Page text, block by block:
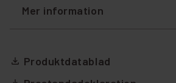
Mer information
file_download Produktdatablad